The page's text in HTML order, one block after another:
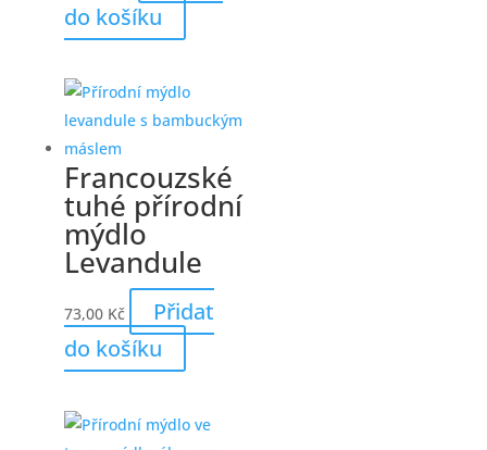
do košíku
Francouzské
tuhé přírodní
mýdlo
Levandule
73,00 Kč
Přidat
do košíku